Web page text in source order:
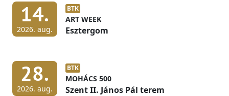
14.
2026. aug.
BTK
ART WEEK
Esztergom
28.
2026. aug.
BTK
MOHÁCS 500
Szent II. János Pál terem